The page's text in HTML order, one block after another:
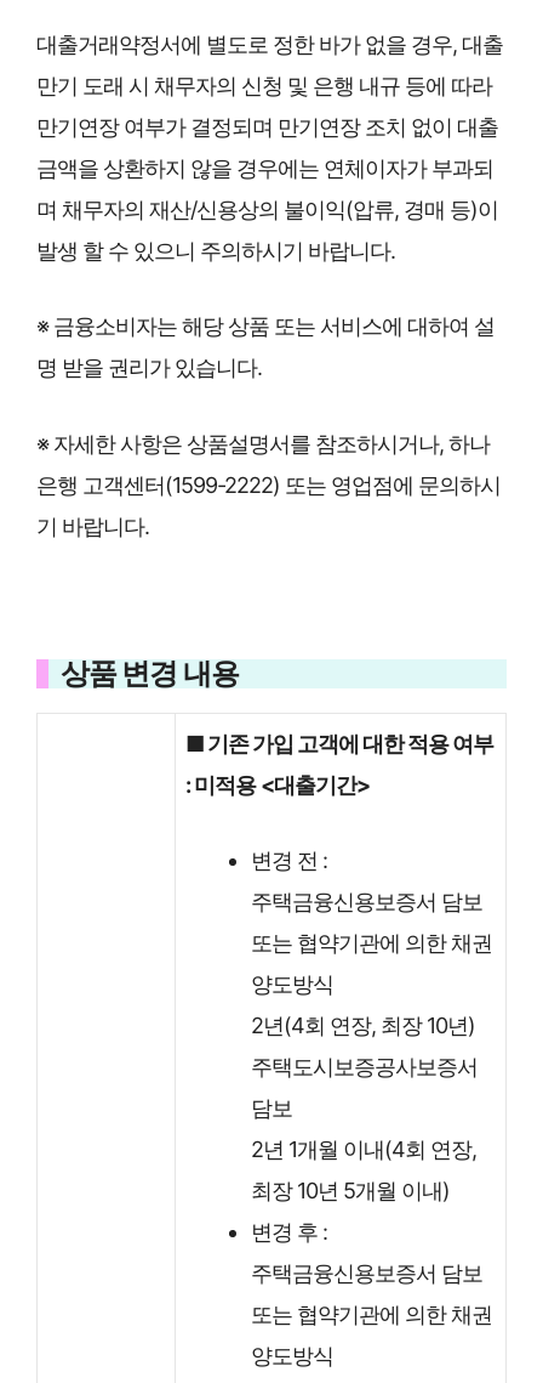
대출거래약정서에 별도로 정한 바가 없을 경우, 대출
만기 도래 시 채무자의 신청 및 은행 내규 등에 따라
만기연장 여부가 결정되며 만기연장 조치 없이 대출
금액을 상환하지 않을 경우에는 연체이자가 부과되
며 채무자의 재산/신용상의 불이익(압류, 경매 등)이
발생 할 수 있으니 주의하시기 바랍니다.
※ 금융소비자는 해당 상품 또는 서비스에 대하여 설
명 받을 권리가 있습니다.
※ 자세한 사항은 상품설명서를 참조하시거나, 하나
은행 고객센터(1599-2222) 또는 영업점에 문의하시
기 바랍니다.
상품 변경 내용
■ 기존 가입 고객에 대한 적용 여부
: 미적용 <대출기간>
변경 전 :
주택금융신용보증서 담보
또는 협약기관에 의한 채권
양도방식
2년(4회 연장, 최장 10년)
주택도시보증공사보증서
담보
2년 1개월 이내(4회 연장,
최장 10년 5개월 이내)
변경 후 :
주택금융신용보증서 담보
또는 협약기관에 의한 채권
양도방식